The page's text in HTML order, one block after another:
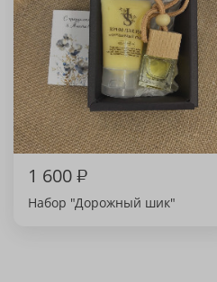
1 600₽
Набор "Дорожный шик"